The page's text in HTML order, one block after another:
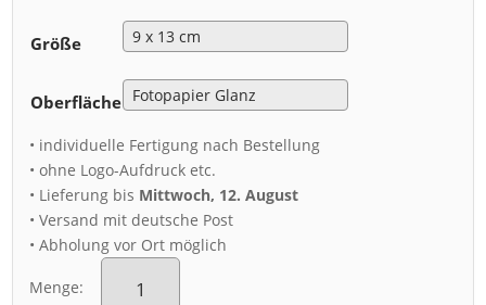
Größe
Oberfläche
• individuelle Fertigung nach Bestellung
• ohne Logo-Aufdruck etc.
• Lieferung bis Mittwoch, 12. August
• Versand mit deutsche Post
• Abholung vor Ort möglich
Menge:
Fotoabzug
(01251)